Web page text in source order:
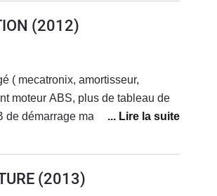
(2012)
( mecatronix, amortisseur,
moteur ABS, plus de tableau de
de démarrage malgré batterie ok et
pas pouvoir une fois pour toute
moteur et je ne veux pas
(2013)